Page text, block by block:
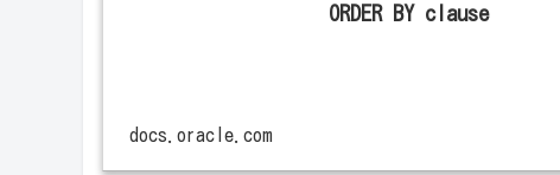
ORDER BY clause
docs.oracle.com